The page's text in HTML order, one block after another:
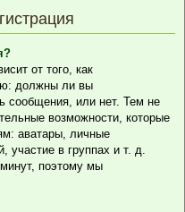
от того, как
должны ли вы
сообщения, или нет. Тем не
возможности, которые
аватары, личные
участие в группах и т. д.
минут, поэтому мы